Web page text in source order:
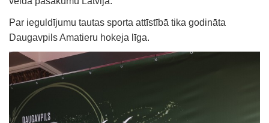
Par ieguldījumu tautas sporta attīstībā tika godināta
Daugavpils Amatieru hokeja līga.